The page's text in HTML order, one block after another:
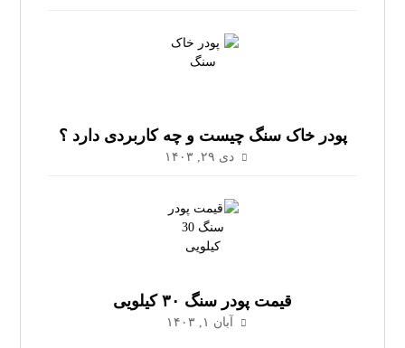
پودر خاک سنگ چیست و چه کاربردی دارد ؟
دی ۲۹, ۱۴۰۳
قیمت پودر سنگ ۳۰ کیلویی
آبان ۱, ۱۴۰۳